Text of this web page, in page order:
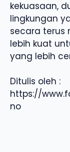
kekuasaan,
lingkungan
secara terus
lebih kuat
yang lebih
Ditulis oleh :
https://
no